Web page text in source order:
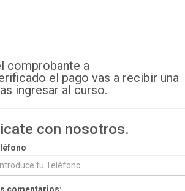
comprobante a
el pago vas a recibir una
ingresar al curso.
con nosotros.